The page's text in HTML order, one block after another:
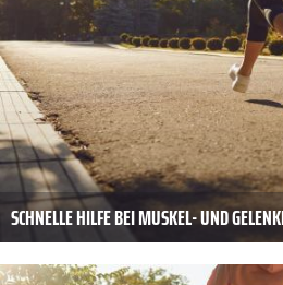
SCHNELLE HILFE BEI MUSKEL- UND